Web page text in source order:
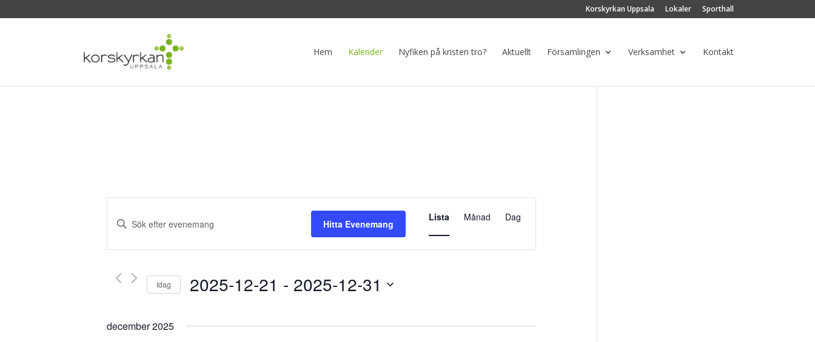
Korskyrkan Uppsala Lokaler Sporthall
Hem Kalender Nyfiken på kristen tro? Aktuellt Församlingen Verksamhet Kontakt
Evenemang
Search
Views
Navigation
Ange
nyckelord.
Evenemang
Hitta Evenemang
Evenemang
vynavigering
Lista Månad Dag
Idag 2025-12-21 - 2025-12-31
december 2025